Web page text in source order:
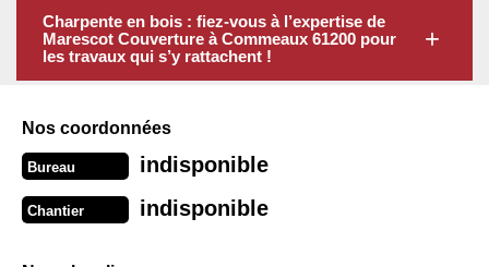
Charpente en bois : fiez-vous à l’expertise de
Marescot Couverture à Commeaux 61200 pour
les travaux qui s’y rattachent !
Nos coordonnées
Bureau indisponible
Chantier indisponible